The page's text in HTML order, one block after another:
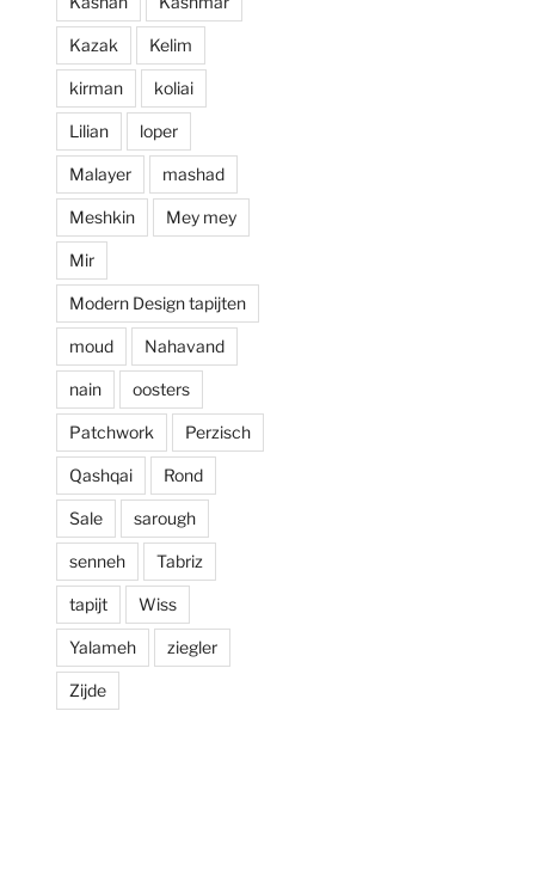
prijzen. Al met al
een zeer positieve
ervaring en zou
deze zaak aan
iedereen aan
willen raden.
Kazak Kelim
kirman koliai
Lilian loper
Malayer mashad
Meshkin Mey mey
Mir
Modern Design tapijten
moud Nahavand
nain oosters
Patchwork Perzisch
Qashqai Rond
Sale sarough
senneh Tabriz
tapijt Wiss
Yalameh ziegler
Zijde